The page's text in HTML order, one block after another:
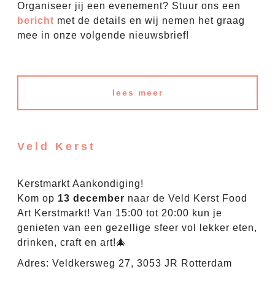
Organiseer jij een evenement? Stuur ons een
bericht met de details en wij nemen het graag
mee in onze volgende nieuwsbrief!
lees meer
Veld Kerst
Kerstmarkt Aankondiging!
Kom op 13 december naar de Veld Kerst Food
Art Kerstmarkt! Van 15:00 tot 20:00 kun je
genieten van een gezellige sfeer vol lekker eten,
drinken, craft en art!🎄
Adres: Veldkersweg 27, 3053 JR Rotterdam